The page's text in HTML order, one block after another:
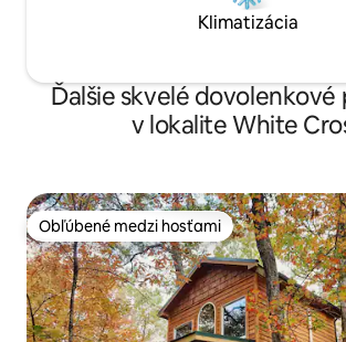
Klimatizácia
Ďalšie skvelé dovolenkové
v lokalite White
Obľúbené medzi hosťami
Obľúbené medzi hosťami